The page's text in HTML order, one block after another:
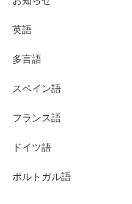
英語
多言語
スペイン語
フランス語
ドイツ語
ポルトガル語